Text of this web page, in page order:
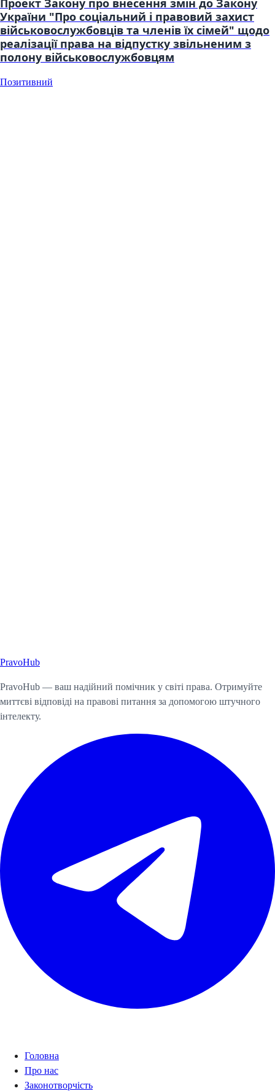
України "Про соціальний і правовий захист
військовослужбовців та членів їх сімей" щодо
реалізації права на відпустку звільненим з
полону військовослужбовцям
Позитивний
Почати консультацію
PravoHub
PravoHub — ваш надійний помічник у світі права. Отримуйте
миттєві відповіді на правові питання за допомогою штучного
інтелекту.
Головна
Про нас
Законотворчість